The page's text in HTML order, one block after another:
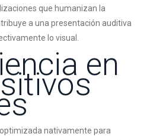
que humanizan la
a una presentación auditiva
lo visual.
en
optimizada nativamente para